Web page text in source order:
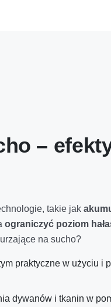
–
takie jak
ograniczyć poziom
na sucho?
praktyczne w użyciu i
dywanów i tkanin w